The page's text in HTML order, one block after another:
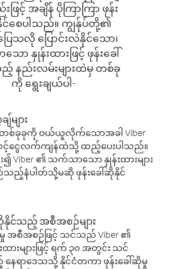
ဖြင့် အချိန် ပိုကြာကြာ ဖုန်း
နိုင်စေပါသည်။ ကျွန်ုပ်တို့၏
ေသလို ပြောင်းလဲနိုင်သော၊
ာ နှုန်းထားဖြင့် ဖုန်းခေါ်
နည်းလမ်းများထဲမှ တစ်ခု
ကို ရွေးချယ်ပါ-
များ
စ်ခုခုကို ဝယ်ယူလိုက်သောအခါ Viber
င့်ငွေလက်ကျန်ထဲသို့ ထည့်ပေးပါသည်။
၏ သက်သာသော နှုန်းထားများ
ည်သည့်နံပါတ်သို့မဆို ဖုန်းခေါ်ဆိုနိုင်
နိုင်သည့် အစီအစဉ်များ
မှု အစီအစဉ်ဖြင့် သင်သည် Viber ၏
းများဖြင့် ရက် ၃၀ အတွင်း သင်
ေရာဒေသသို့ နိုင်ငံတကာ ဖုန်းခေါ်ဆိုမှု